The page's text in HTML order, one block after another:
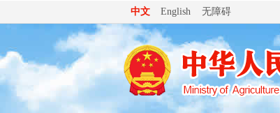
中文 English 无障碍